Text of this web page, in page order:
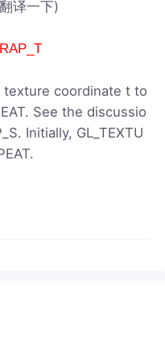
译一下)
coordinate t to
See the discussio
Initially, GL_TEXTU